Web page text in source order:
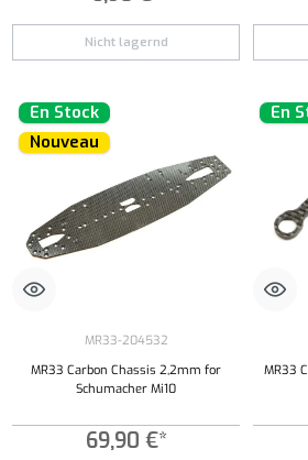
Nicht lagernd
En Stock
Nouveau
MR33-204532
MR33 Carbon Chassis 2,2mm for
Schumacher Mi10
69,90 €*
En
MR33